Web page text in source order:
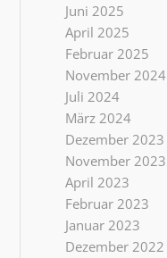
Juni 2025
April 2025
Februar 2025
November 2024
Juli 2024
März 2024
Dezember 2023
November 2023
April 2023
Februar 2023
Januar 2023
Dezember 2022